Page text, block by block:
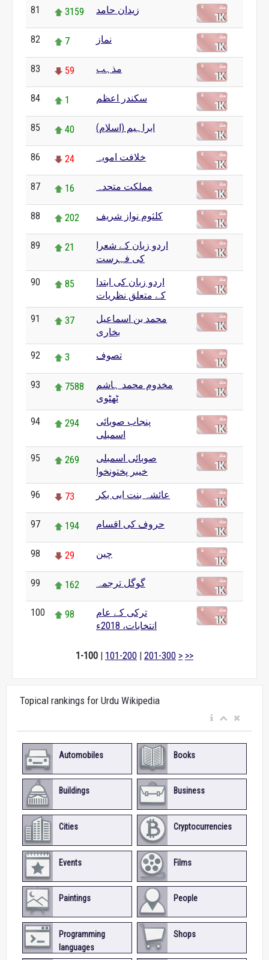
81 3159 زیدان حامد
82 7 نماز
83 59 مذہب
84 1 سکندر اعظم
85 40 ابراہیم (اسلام)
86 24 خلافت امویہ
87 16 مملکت متحدہ
88 202 کلثوم نواز شریف
89 21
اردو زبان کے شعرا
کی فہرست
90 85
اردو زبان کی ابتدا
کے متعلق نظریات
91 37
محمد بن اسماعیل
بخاری
92 3 تصوف
93 7588
مخدوم محمد ہاشم
ٹھٹوی
94 294
پنجاب صوبائی
اسمبلی
95 269
صوبائی اسمبلی
خیبر پختونخوا
96 73 عائشہ بنت ابی بکر
97 194 حروف کی اقسام
98 29 چین
99 162 گوگل ترجمہ
100 98
ترکی کے عام
انتخابات، 2018ء
1-100 | 101-200 | 201-300 > >>
Topical rankings for Urdu Wikipedia
Automobiles Books
Buildings Business
Cities Cryptocurrencies
Events Films
Paintings People
Programming
languages
Shops